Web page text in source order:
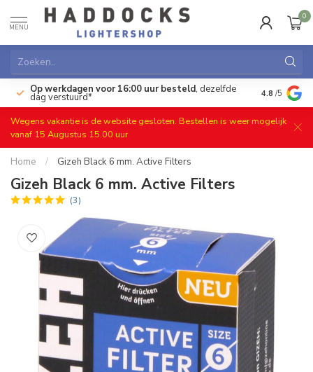
MENU
0
Op werkdagen voor 16:00 uur besteld, dezelfde
dag verstuurd* Gratis
4.8 /5
Wegens vakantie is de website gesloten. Bestellen is weer mogelijk
vanaf 15 Augustus 15.00 uur
Home / Gizeh Black 6 mm. Active Filters
Gizeh Black 6 mm. Active Filters
(3)